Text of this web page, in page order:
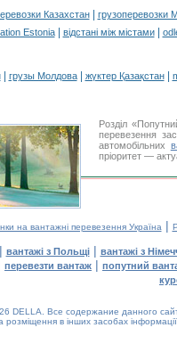
Казахстан|
грузоперевозки
Estonia| відстані між містами|
| грузы Молдова| жүктер Қазақстан|
Розділ
перевезення
автомобільних
пріоритет —
на вантажні перевезення Україна |
вантажі з Польщі| вантажі з
перевезти вантаж | попутний
DELLA. Все содержание данного
розміщення в інших засобах